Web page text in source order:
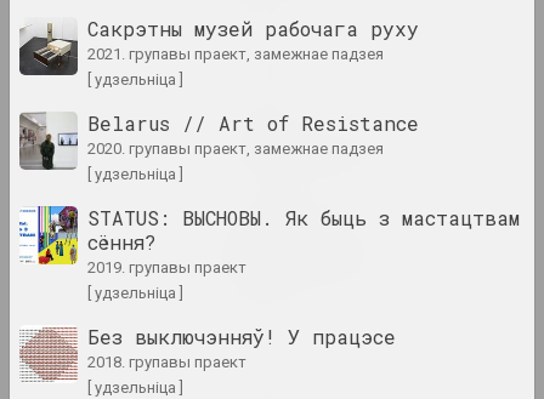
Snake Charmer
Анірычная рэальнасць
Уладзімір Парфянок
2024. персанальная выстава
КУРС ТУГА
2024. выстава
Сакрэтны музей рабочага руху
2021. групавы праект, замежнае падзея
[ удзельніца ]
Belarus // Art of Resistance
2020. групавы праект, замежнае падзея
[ удзельніца ]
STATUS: ВЫСНОВЫ. Як быць з мастацтвам
сёння?
2019. групавы праект
[ удзельніца ]
Без выключэнняў! У працэсе
2018. групавы праект
[ удзельніца ]